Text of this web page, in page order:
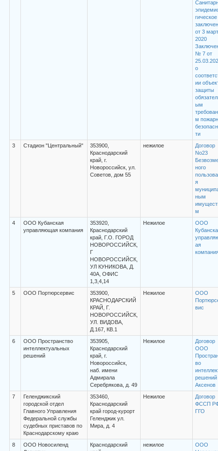
гическое
от 3
2020
№ 7 от
о
ии
защиты
ым
м
ти
3
Стадион "Центральный"
353900,
Краснодарский
край, г.
Новороссийск, ул.
Советов, дом 55
нежилое
Договор
No23
ного
я
ным
м
4
ООО Кубанская
управляющая компания
353920,
Краснодарский
край, Г.О. ГОРОД
НОВОРОССИЙСК,
Г
НОВОРОССИЙСК,
УЛ КУНИКОВА, Д.
40А, ОФИС
1,3,4,14
Нежилое
ООО
ая
5 ООО Портюрсервис
353900,
КРАСНОДАРСКИЙ
КРАЙ, Г.
НОВОРОССИЙСК,
УЛ. ВИДОВА,
Д.167, КВ.1
Нежилое
ООО
вис
6
ООО Пространство
интеллектуальных
решений
353905,
Краснодарский
край, г.
Новороссийск,
наб. имени
Адмирала
Серебрякова, д. 49
Нежилое
Договор
ООО
во
решений
Аксенов
7
Геленджикский
городской отдел
Главного Управления
Федеральной службы
судебных приставов по
Краснодарскому краю
353460,
Краснодарский
край город-курорт
Геленджик ул.
Мира, д. 4
Нежилое
Договор
ФССП
ГГО
8
ООО Новосиленд
Краснодарский
нежилое
ООО